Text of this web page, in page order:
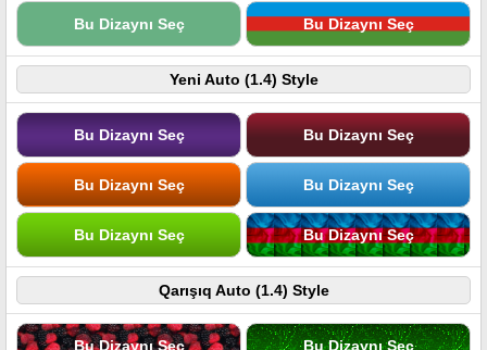
Bu Dizaynı Seç Bu Dizaynı Seç
Yeni Auto (1.4) Style
Bu Dizaynı Seç Bu Dizaynı Seç
Bu Dizaynı Seç Bu Dizaynı Seç
Bu Dizaynı Seç Bu Dizaynı Seç
Qarışıq Auto (1.4) Style
Bu Dizaynı Seç Bu Dizaynı Seç